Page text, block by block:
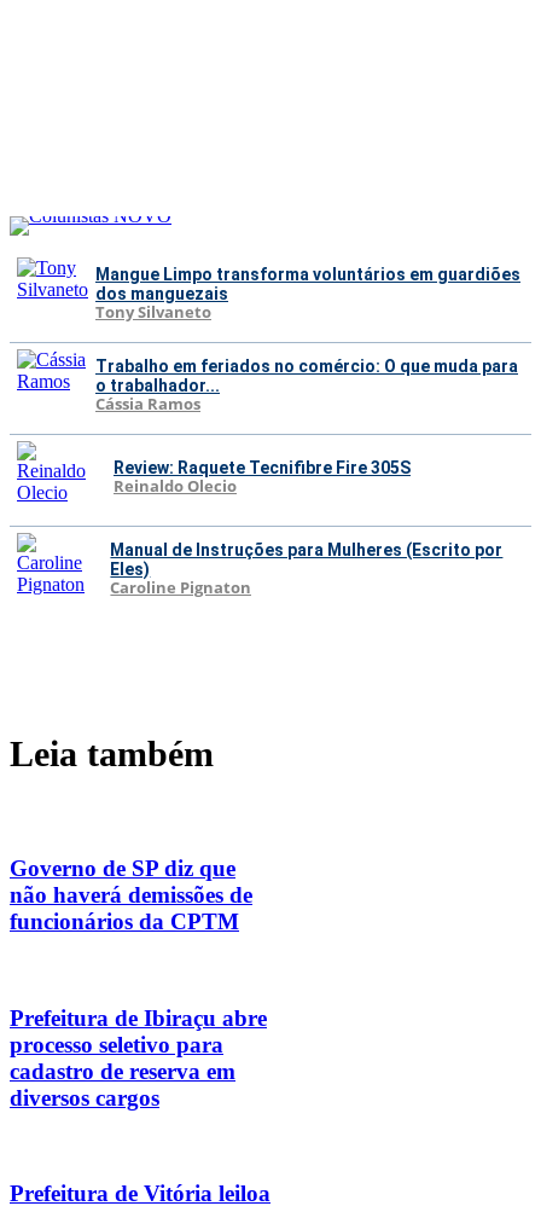
Mangue Limpo transforma voluntários em guardiões
dos manguezais
Tony Silvaneto
Trabalho em feriados no comércio: O que muda para
o trabalhador...
Cássia Ramos
Review: Raquete Tecnifibre Fire 305S
Reinaldo Olecio
Manual de Instruções para Mulheres (Escrito por
Eles)
Caroline Pignaton
Leia também
Governo de SP diz que
não haverá demissões de
funcionários da CPTM
Prefeitura de Ibiraçu abre
processo seletivo para
cadastro de reserva em
diversos cargos
Prefeitura de Vitória leiloa